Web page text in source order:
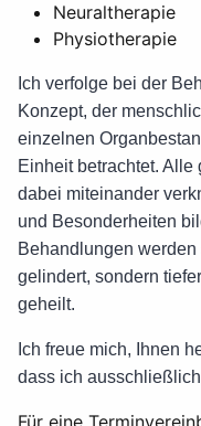
Neuraltherapie
Physiotherapie
Ich verfolge bei der
Konzept, der
einzelnen
Einheit betrachtet.
dabei miteinander
und Besonderheiten
Behandlungen
gelindert, sondern
geheilt.
Ich freue mich, Ihnen
dass ich
Für eine